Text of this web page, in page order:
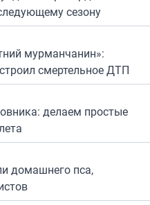
сезону
мурманчанин»:
смертельное ДТП
делаем простые
домашнего пса,